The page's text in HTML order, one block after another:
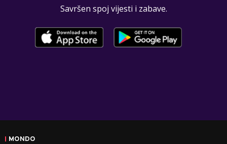
Savršen spoj vijesti i zabave.
MONDO